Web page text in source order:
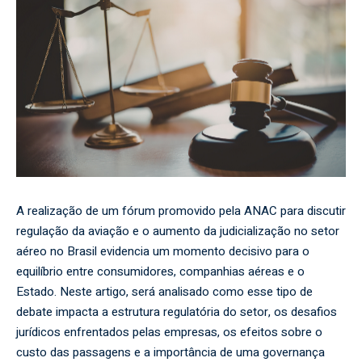
A realização de um fórum promovido pela ANAC para discutir
regulação da aviação e o aumento da judicialização no setor
aéreo no Brasil evidencia um momento decisivo para o
equilíbrio entre consumidores, companhias aéreas e o
Estado. Neste artigo, será analisado como esse tipo de
debate impacta a estrutura regulatória do setor, os desafios
jurídicos enfrentados pelas empresas, os efeitos sobre o
custo das passagens e a importância de uma governança